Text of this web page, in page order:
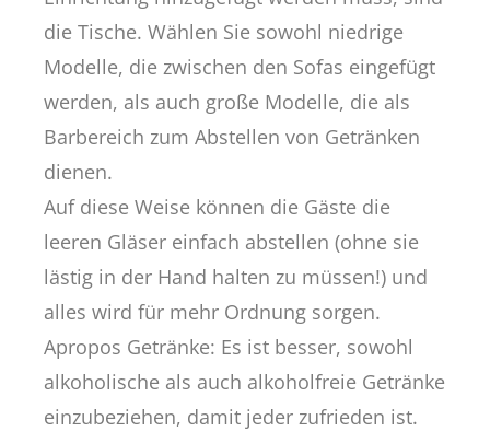
die Tische. Wählen Sie sowohl niedrige
Modelle, die zwischen den Sofas eingefügt
werden, als auch große Modelle, die als
Barbereich zum Abstellen von Getränken
dienen.
Auf diese Weise können die Gäste die
leeren Gläser einfach abstellen (ohne sie
lästig in der Hand halten zu müssen!) und
alles wird für mehr Ordnung sorgen.
Apropos Getränke: Es ist besser, sowohl
alkoholische als auch alkoholfreie Getränke
einzubeziehen, damit jeder zufrieden ist.